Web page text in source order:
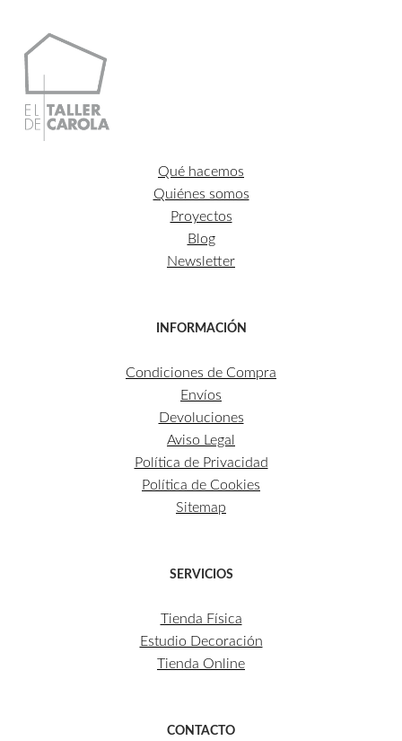
Qué hacemos
Quiénes somos
Proyectos
Blog
Newsletter
INFORMACIÓN
Condiciones de Compra
Envíos
Devoluciones
Aviso Legal
Política de Privacidad
Política de Cookies
Sitemap
SERVICIOS
Tienda Física
Estudio Decoración
Tienda Online
CONTACTO